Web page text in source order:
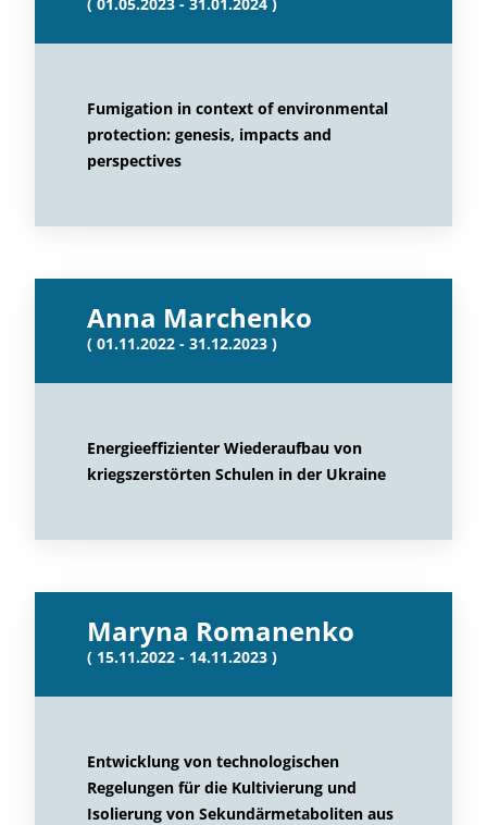
Fumigation in context of environmental
protection: genesis, impacts and
perspectives
Anna Marchenko
( 01.11.2022 - 31.12.2023 )
Energieeffizienter Wiederaufbau von
kriegszerstörten Schulen in der Ukraine
Maryna Romanenko
( 15.11.2022 - 14.11.2023 )
Entwicklung von technologischen
Regelungen für die Kultivierung und
Isolierung von Sekundärmetaboliten aus